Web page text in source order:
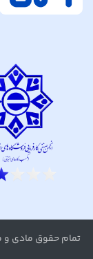
تمام حقوق مادی و